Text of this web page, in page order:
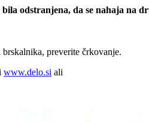
odstranjena, da se nahaja na
preverite črkovanje.
www.delo.si ali